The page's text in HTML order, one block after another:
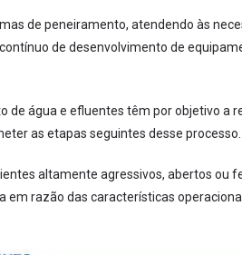
de peneiramento, atendendo às
de desenvolvimento de
água e efluentes têm por objetivo a
as etapas seguintes desse processo.
altamente agressivos, abertos ou
razão das características